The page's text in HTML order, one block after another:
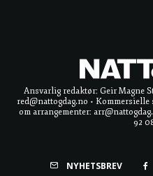
Ansvarlig redaktør: Geir Magne
red@nattogdag.no •
om arrangementer:
92
NYHETSBREV